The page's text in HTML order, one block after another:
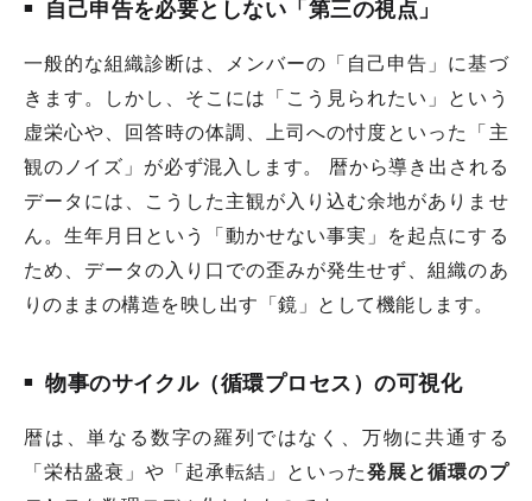
自己申告を必要としない「第三の視点」
一般的な組織診断は、メンバーの「自己申告」に基づ
きます。しかし、そこには「こう見られたい」という
虚栄心や、回答時の体調、上司への忖度といった「主
観のノイズ」が必ず混入します。 暦から導き出される
データには、こうした主観が入り込む余地がありませ
ん。生年月日という「動かせない事実」を起点にする
ため、データの入り口での歪みが発生せず、組織のあ
りのままの構造を映し出す「鏡」として機能します。
物事のサイクル（循環プロセス）の可視化
暦は、単なる数字の羅列ではなく、万物に共通する
「栄枯盛衰」や「起承転結」といった発展と循環のプ